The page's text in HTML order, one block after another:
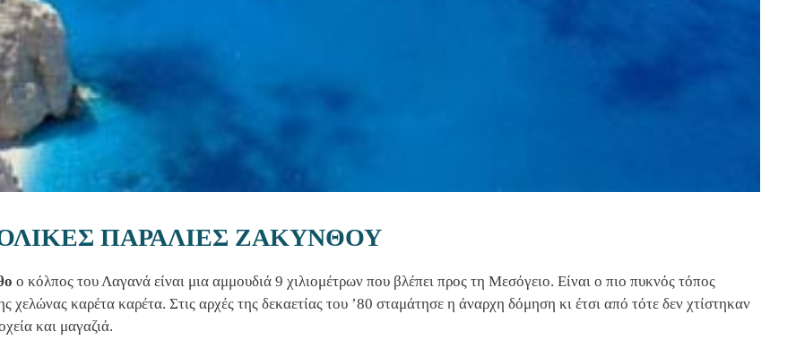
ΠΑΡΑΛΙΕΣ ΖΑΚΥΝΘΟΥ
ο κόλπος του Λαγανά είναι μια αμμουδιά 9 χιλιομέτρων που βλέπει προς τη Μεσόγειο. Είναι ο πιο πυκνός τόπος
χελώνας καρέτα καρέτα. Στις αρχές της δεκαετίας του ’80 σταμάτησε η άναρχη δόμηση κι έτσι από τότε δεν χτίστηκαν
και μαγαζιά.